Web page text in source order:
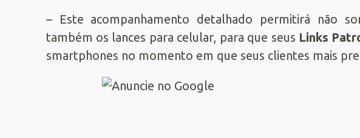
– Este acompanhamento detalhado permitirá não
também os lances para celular, para que seus Links
smartphones no momento em que seus clientes mais